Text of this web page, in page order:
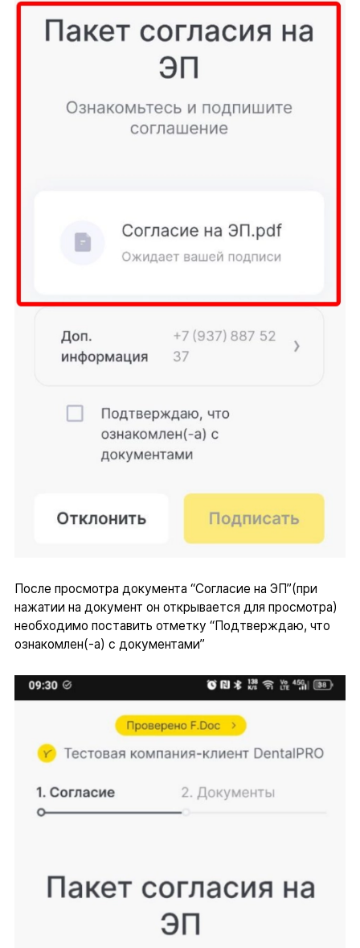
После просмотра документа “Согласие на ЭП”(при
нажатии на документ он открывается для просмотра)
необходимо поставить отметку “Подтверждаю, что
ознакомлен(-а) с документами”